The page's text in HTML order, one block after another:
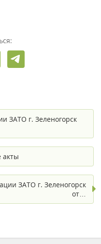
ЗАТО г. Зеленогорск
акты
ЗАТО г. Зеленогорск
от…